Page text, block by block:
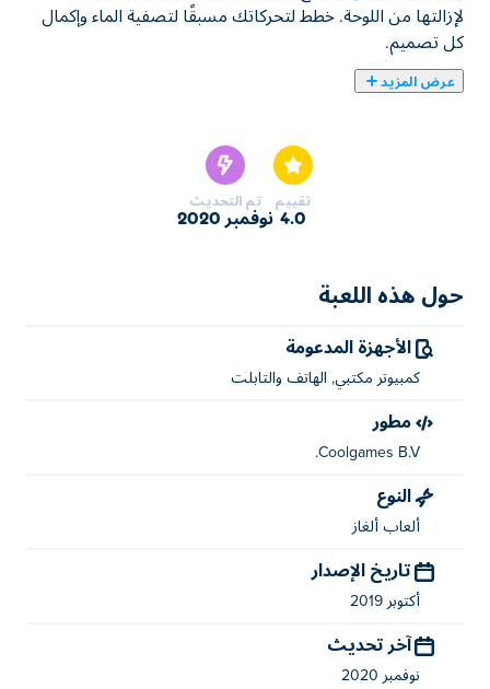
لإزالتها من اللوحة. خطط لتحركاتك مسبقًا لتصفية الماء وإكمال
كل تصميم.
عرض المزيد
الهدف إيجاد أزواج من الأرقام، الرموز، والصور في البلاطات الحرة.
ابحث عن البط، الأزهار، والجوز، والبيض!
تقييم
4.0
تم التحديث
نوفمبر 2020
حول هذه اللعبة
الأجهزة المدعومة
كمبيوتر مكتبي, الهاتف والتابلت
مطور
Coolgames B.V.
النوع
ألعاب ألغاز
تاريخ الإصدار
أكتوبر 2019
آخر تحديث
نوفمبر 2020